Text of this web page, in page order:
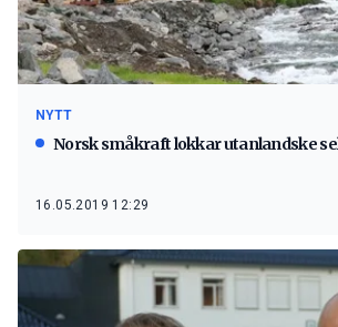
NYTT
Norsk småkraft lokkar utanlandske
16.05.2019 12:29